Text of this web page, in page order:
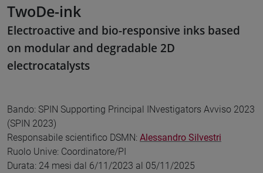
TwoDe-ink
Electroactive and bio-responsive inks based
on modular and degradable 2D
electrocatalysts
Bando: SPIN Supporting Principal INvestigators Avviso 2023
(SPIN 2023)
Responsabile scientifico DSMN: Alessandro Silvestri
Ruolo Unive: Coordinatore/PI
Durata: 24 mesi dal 6/11/2023 al 05/11/2025